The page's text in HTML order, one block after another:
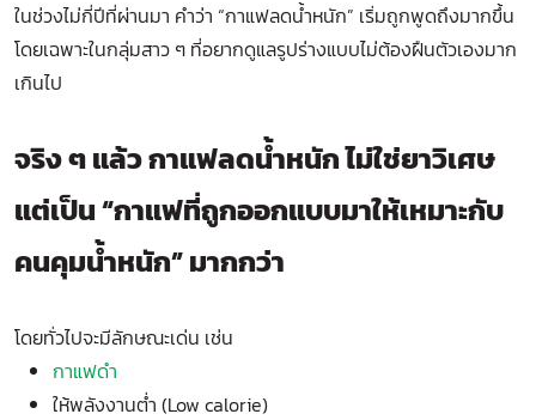
ในช่วงไม่กี่ปีที่ผ่านมา คำว่า “กาแฟลดน้ำหนัก” เริ่มถูกพูดถึงมากขึ้น
โดยเฉพาะในกลุ่มสาว ๆ ที่อยากดูแลรูปร่างแบบไม่ต้องฝืนตัวเองมาก
เกินไป
จริง ๆ แล้ว กาแฟลดน้ำหนัก ไม่ใช่ยาวิเศษ
แต่เป็น “กาแฟที่ถูกออกแบบมาให้เหมาะกับ
คนคุมน้ำหนัก” มากกว่า
โดยทั่วไปจะมีลักษณะเด่น เช่น
กาแฟดำ
ให้พลังงานต่ำ (Low calorie)